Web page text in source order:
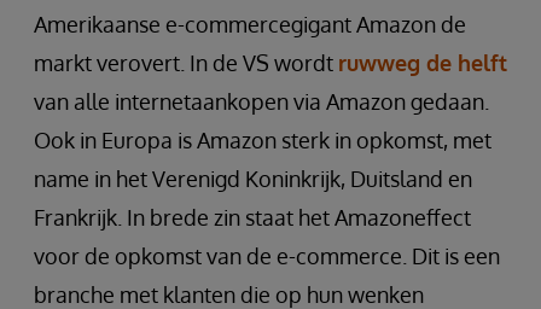
Amerikaanse e-commercegigant Amazon de
markt verovert. In de VS wordt ruwweg de helft
van alle internetaankopen via Amazon gedaan.
Ook in Europa is Amazon sterk in opkomst, met
name in het Verenigd Koninkrijk, Duitsland en
Frankrijk. In brede zin staat het Amazoneffect
voor de opkomst van de e-commerce. Dit is een
branche met klanten die op hun wenken